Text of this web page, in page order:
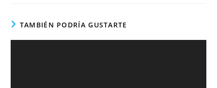
TAMBIÉN PODRÍA GUSTARTE